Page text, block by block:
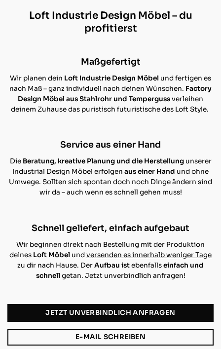
Loft Industrie Design Möbel – du
profitierst
Maßgefertigt
Wir planen dein Loft Industrie Design Möbel und fertigen es
nach Maß – ganz individuell nach deinen Wünschen. Factory
Design Möbel aus Stahlrohr und Tempergussverleihen
deinem Zuhause das puristisch futuristische des Loft Style.
Service aus einer Hand
Die Beratung, kreative Planung und die Herstellungunserer
Industrial Design Möbel erfolgen aus einer Hand und ohne
Umwege. Sollten sich spontan doch noch Dinge ändern sind
wir da – auch wenn es schnell gehen muss!
Schnell geliefert, einfach aufgebaut
Wir beginnen direkt nach Bestellung mit der Produktion
deines Loft Möbel undversenden es innerhalb weniger Tage
zu dir nach Hause. DerAufbau istebenfallseinfach und
schnellgetan. Jetzt unverbindlich anfragen!
JETZT UNVERBINDLICH ANFRAGEN
E-MAIL SCHREIBEN